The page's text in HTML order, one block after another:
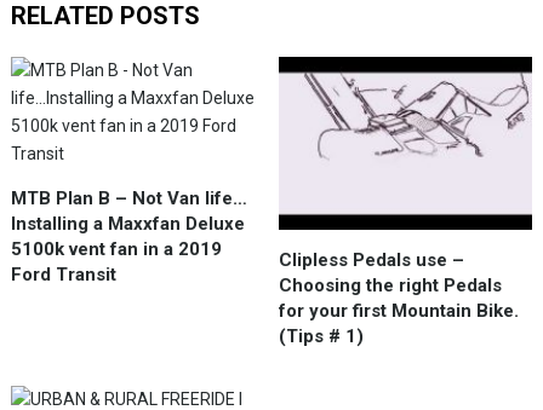
RELATED POSTS
MTB Plan B – Not Van life…
Installing a Maxxfan Deluxe
5100k vent fan in a 2019
Ford Transit
Clipless Pedals use –
Choosing the right Pedals
for your first Mountain Bike.
(Tips # 1)